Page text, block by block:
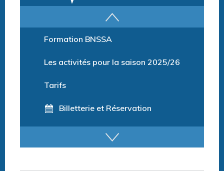
Parcours training
Horaires espace détente
Horaires centre aquatique